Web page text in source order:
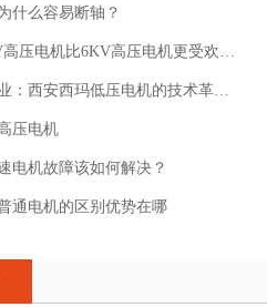
什么容易断轴？
压电机比6KV高压电机更受欢迎呢？
西安西玛低压电机的技术革新与应用
压电机
电机故障该如何解决？
通电机的区别优势在哪